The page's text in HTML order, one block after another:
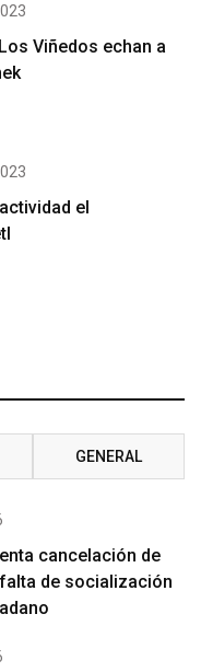
Viñedos echan a
el
GENERAL
cancelación de
de socialización